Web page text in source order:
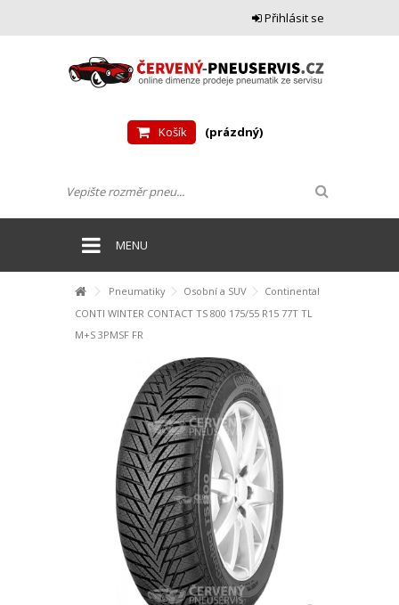
Přihlásit se
Košík (prázdný)
MENU
Pneumatiky Osobní a SUV
Continental
CONTI WINTER CONTACT TS 800 175/55 R15 77T TL
M+S 3PMSF FR